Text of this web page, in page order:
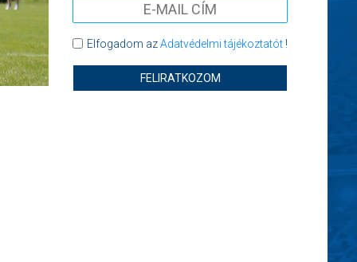
Elfogadom azAdatvédelmi tájékoztatót!
FELIRATKOZOM